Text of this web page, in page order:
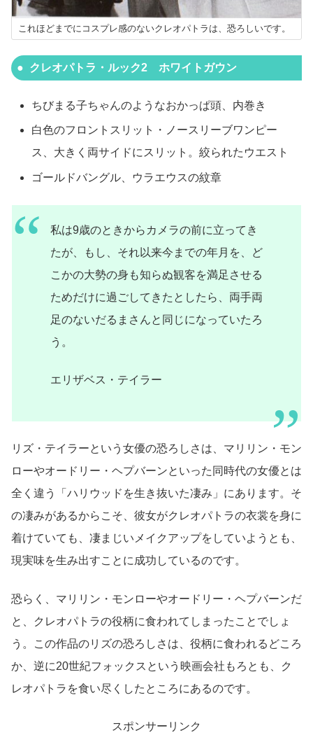
これほどまでにコスプレ感のないクレオパトラは、恐ろしいです。
クレオパトラ・ルック2 ホワイトガウン
ちびまる子ちゃんのようなおかっぱ頭、内巻き
白色のフロントスリット・ノースリーブワンピー
ス、大きく両サイドにスリット。絞られたウエスト
ゴールドバングル、ウラエウスの紋章
私は9歳のときからカメラの前に立ってき
たが、もし、それ以来今までの年月を、ど
こかの大勢の身も知らぬ観客を満足させる
ためだけに過ごしてきたとしたら、両手両
足のないだるまさんと同じになっていたろ
う。
エリザベス・テイラー
リズ・テイラーという女優の恐ろしさは、マリリン・モン
ローやオードリー・ヘプバーンといった同時代の女優とは
全く違う「ハリウッドを生き抜いた凄み」にあります。そ
の凄みがあるからこそ、彼女がクレオパトラの衣裳を身に
着けていても、凄まじいメイクアップをしていようとも、
現実味を生み出すことに成功しているのです。
恐らく、マリリン・モンローやオードリー・ヘプバーンだ
と、クレオパトラの役柄に食われてしまったことでしょ
う。この作品のリズの恐ろしさは、役柄に食われるどころ
か、逆に20世紀フォックスという映画会社もろとも、ク
レオパトラを食い尽くしたところにあるのです。
スポンサーリンク